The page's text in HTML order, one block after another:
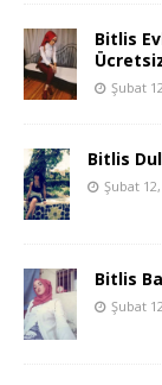
Bitlis
Şubat
Bitlis
Şubat
Bitlis
Şubat